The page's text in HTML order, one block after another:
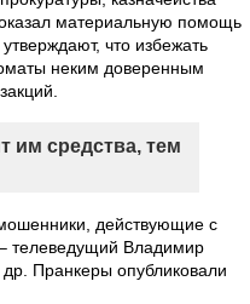
материальную помощь
что избежать
неким доверенным
им средства, тем
действующие с
телеведущий Владимир
Пранкеры опубликовали